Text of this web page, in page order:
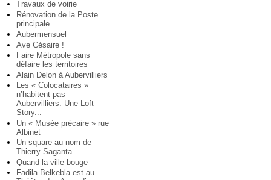
Travaux de voirie
Rénovation de la Poste
principale
Aubermensuel
Ave Césaire !
Faire Métropole sans
défaire les territoires
Alain Delon à Aubervilliers
Les « Colocataires »
n’habitent pas
Aubervilliers. Une Loft
Story...
Un « Musée précaire » rue
Albinet
Un square au nom de
Thierry Saganta
Quand la ville bouge
Fadila Belkebla est au